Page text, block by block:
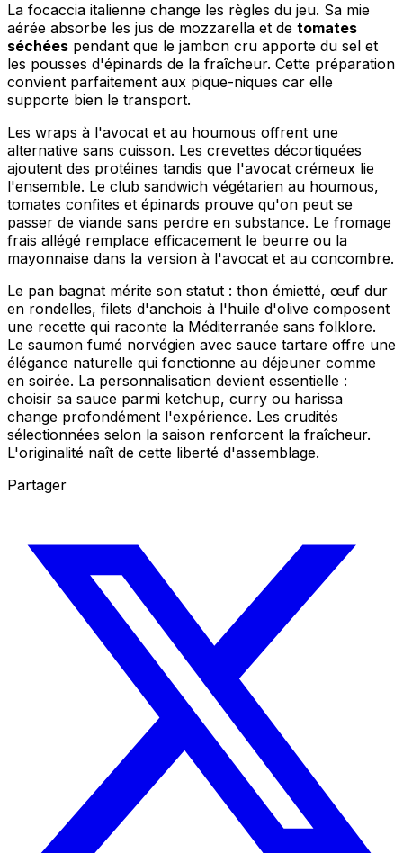
La focaccia italienne change les règles du jeu. Sa mie
aérée absorbe les jus de mozzarella et de tomates
séchées pendant que le jambon cru apporte du sel et
les pousses d'épinards de la fraîcheur. Cette préparation
convient parfaitement aux pique-niques car elle
supporte bien le transport.
Les wraps à l'avocat et au houmous offrent une
alternative sans cuisson. Les crevettes décortiquées
ajoutent des protéines tandis que l'avocat crémeux lie
l'ensemble. Le club sandwich végétarien au houmous,
tomates confites et épinards prouve qu'on peut se
passer de viande sans perdre en substance. Le fromage
frais allégé remplace efficacement le beurre ou la
mayonnaise dans la version à l'avocat et au concombre.
Le pan bagnat mérite son statut : thon émietté, œuf dur
en rondelles, filets d'anchois à l'huile d'olive composent
une recette qui raconte la Méditerranée sans folklore.
Le saumon fumé norvégien avec sauce tartare offre une
élégance naturelle qui fonctionne au déjeuner comme
en soirée. La personnalisation devient essentielle :
choisir sa sauce parmi ketchup, curry ou harissa
change profondément l'expérience. Les crudités
sélectionnées selon la saison renforcent la fraîcheur.
L'originalité naît de cette liberté d'assemblage.
Partager